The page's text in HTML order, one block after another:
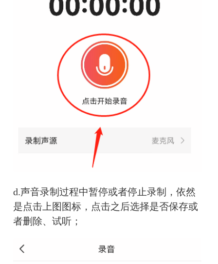
d.声音录制过程中暂停或者停止录制，依然
是点击上图图标，点击之后选择是否保存或
者删除、试听；